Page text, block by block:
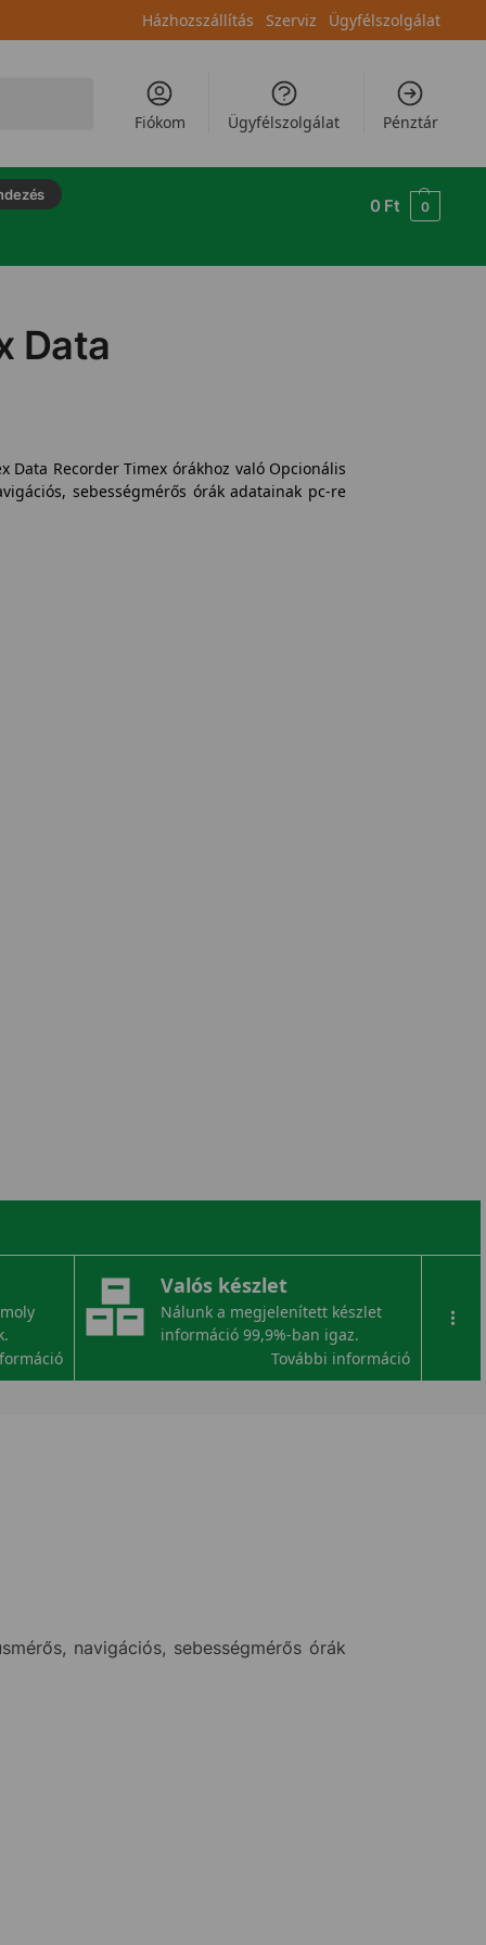
Házhozszállítás Szerviz Ügyfélszolgálat
Fiókom Ügyfélszolgálat Pénztár
0 Ft 0
Data
Data Recorder Timex órákhoz való Opcionális
sebességmérős órák adatainak pc-re
Valós készlet
Nálunk a megjelenített készlet
információ 99,9%-ban igaz.
További információ
...
navigációs, sebességmérős órák